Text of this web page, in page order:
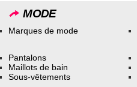
MODE
Marques de mode
Pantalons
Maillots de bain
Sous-vêtements